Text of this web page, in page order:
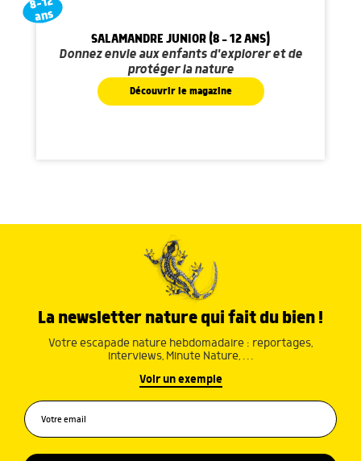
ans
SALAMANDRE JUNIOR (8 - 12 ANS)
Donnez envie aux enfants d'explorer et de
protéger la nature
Découvrir le magazine
La newsletter nature qui fait du bien !
Votre escapade nature hebdomadaire : reportages,
interviews, Minute Nature, …
Voir un exemple